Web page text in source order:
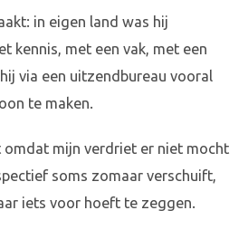
in eigen land was hij
kennis, met een vak, met een
via een uitzendbureau vooral
te maken.
omdat mijn verdriet er niet mocht
soms zomaar verschuift,
iets voor hoeft te zeggen.